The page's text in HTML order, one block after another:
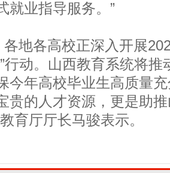
就业指导服务。”
各高校正深入开展
行动。山西教育系统将
今年高校毕业生高质量
贵的人才资源，更是助
育厅厅长马骏表示。